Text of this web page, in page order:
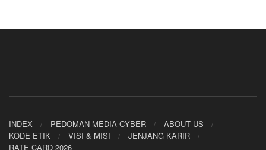
INDEX PEDOMAN MEDIA CYBER
ABOUT US
KODE ETIK
VISI & MISI
JENJANG KARIR
RATE CARD 2026